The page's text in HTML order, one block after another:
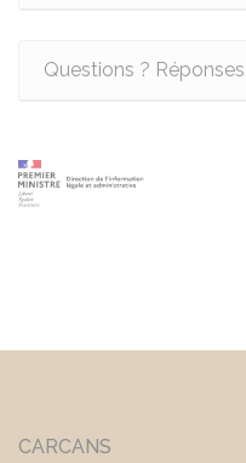
Questions ?
CARCANS